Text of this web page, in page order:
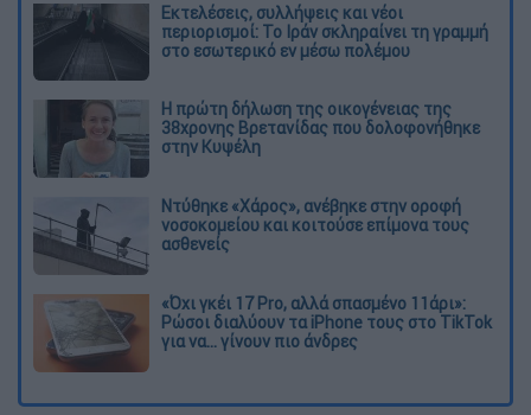
Εκτελέσεις, συλλήψεις και νέοι
περιορισμοί: Το Ιράν σκληραίνει τη γραμμή
στο εσωτερικό εν μέσω πολέμου
Η πρώτη δήλωση της οικογένειας της
38χρονης Βρετανίδας που δολοφονήθηκε
στην Κυψέλη
Ντύθηκε «Χάρος», ανέβηκε στην οροφή
νοσοκομείου και κοιτούσε επίμονα τους
ασθενείς
«Όχι γκέι 17 Pro, αλλά σπασμένο 11άρι»:
Ρώσοι διαλύουν τα iPhone τους στο TikTok
για να... γίνουν πιο άνδρες